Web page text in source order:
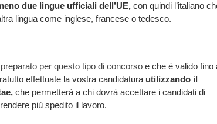
due lingue ufficiali dell’UE, con quindi l’italiano
lingua come inglese, francese o tedesco.
per questo tipo di concorso e che è valido fino
effettuate la vostra candidatura utilizzando il
che permetterà a chi dovrà accettare i candidati di
più spedito il lavoro.